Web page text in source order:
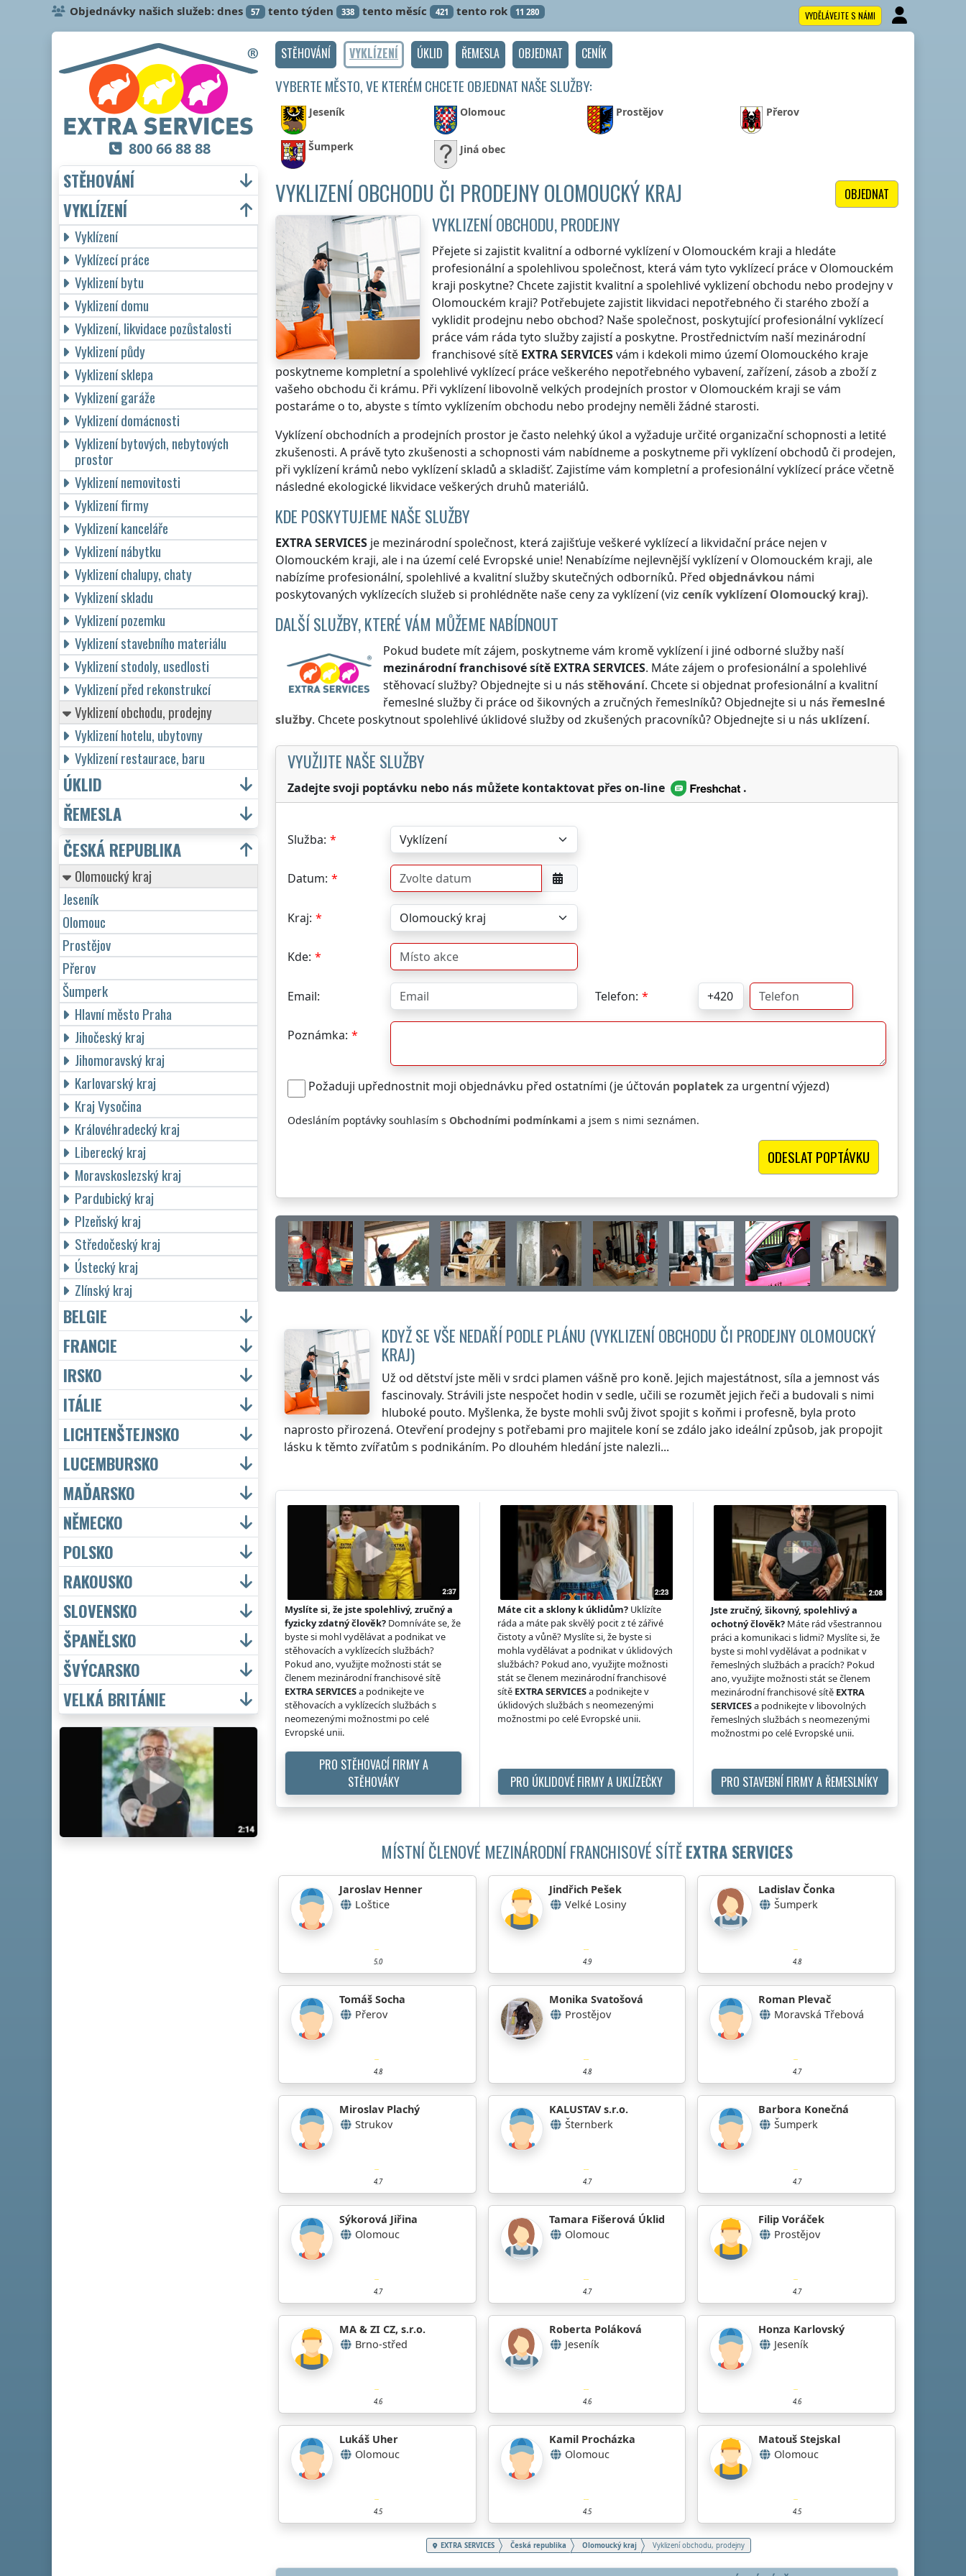
Objednávky našich služeb: dnes 57 tento týden 338 tento měsíc 421 tento rok 11 280 VYDĚLÁVEJTE S NÁMI
STĚHOVÁNÍ VYKLÍZENÍ ÚKLID ŘEMESLA OBJEDNAT CENÍK
VYBERTE MĚSTO, VE KTERÉM CHCETE OBJEDNAT NAŠE SLUŽBY:
Jeseník Olomouc Prostějov Přerov
Šumperk Jiná obec
OBJEDNAT
VYKLIZENÍ OBCHODU ČI PRODEJNY OLOMOUCKÝ KRAJ
VYKLIZENÍ OBCHODU, PRODEJNY
Přejete si zajistit kvalitní a odborné vyklízenív Olomouckém kraji a hledáte
profesionální a spolehlivou společnost, která vám tyto vyklízecí prácev Olomouckém
kraji poskytne? Chcete zajistit kvalitní a spolehlivé vyklizení obchodu nebo prodejnyv
Olomouckém kraji? Potřebujete zajistit likvidaci nepotřebného či starého zboží a
vyklidit prodejnu nebo obchod? Naše společnost, poskytující profesionální vyklízecí
práce vám ráda tyto služby zajistí a poskytne. Prostřednictvím naší mezinárodní
franchisové sítě EXTRA SERVICESvám i kdekoli mimo území Olomouckého kraje
poskytneme kompletní a spolehlivé vyklízecí práce veškerého nepotřebného vybavení, zařízení, zásob a zboží z
vašeho obchodu či krámu. Při vyklízení libovolně velkých prodejních prostorv Olomouckém kraji se vám
postaráme o to, abyste s tímto vyklízením obchodu nebo prodejny neměli žádné starosti.
Vyklízení obchodních a prodejních prostor je často nelehký úkol a vyžaduje určité organizační schopnosti a letité
zkušenosti. A právě tyto zkušenosti a schopnosti vám nabídneme a poskytneme při vyklízení obchodů či prodejen,
při vyklízení krámů nebo vyklízení skladů a skladišť. Zajistíme vám kompletní a profesionální vyklízecí práce včetně
následné ekologické likvidace veškerých druhů materiálů.
KDE POSKYTUJEME NAŠE SLUŽBY
EXTRA SERVICES je mezinárodní společnost, která zajišťuje veškeré vyklízecí a likvidační práce nejen v
Olomouckém kraji, ale i na území celé Evropské unie! Nenabízíme nejlevnější vyklízenív Olomouckém kraji, ale
nabízíme profesionální, spolehlivé a kvalitní služby skutečných odborníků. Před objednávkou námi
poskytovaných vyklízecích služeb si prohlédněte naše ceny za vyklízení (viz ceníkvyklízení Olomoucký kraj).
DALŠÍ SLUŽBY, KTERÉ VÁM MŮŽEME NABÍDNOUT
Pokud budete mít zájem, poskytneme vám kromě vyklízení i jiné odborné služby naší
mezinárodní franchisové sítě EXTRA SERVICES. Máte zájem o profesionální a spolehlivé
stěhovací služby? Objednejte si u nás stěhování. Chcete si objednat profesionální a kvalitní
řemeslné služby či práce od šikovných a zručných řemeslníků? Objednejte si u nás řemeslné
služby. Chcete poskytnout spolehlivé úklidové služby od zkušených pracovníků? Objednejte si u nás uklízení.
VYUŽIJTE NAŠE SLUŽBY
Zadejte svoji poptávku nebo nás můžete kontaktovat přes on-line .
Služba:
Datum:
Kraj:
Kde:
Email: Telefon:
Poznámka:
Požaduji upřednostnit moji objednávku před ostatními (je účtován poplatekza urgentní výjezd)
Odesláním poptávky souhlasím s Obchodními podmínkami a jsem s nimi seznámen.
KDYŽ SE VŠE NEDAŘÍ PODLE PLÁNU (VYKLIZENÍ OBCHODU ČI PRODEJNY OLOMOUCKÝ
KRAJ)
Už od dětství jste měli v srdci plamen vášně pro koně. Jejich majestátnost, síla a jemnost vás
fascinovaly. Strávili jste nespočet hodin v sedle, učili se rozumět jejich řeči a budovali s nimi
hluboké pouto. Myšlenka, že byste mohli svůj život spojit s koňmi i profesně, byla proto
naprosto přirozená. Otevření prodejny s potřebami pro majitele koní se zdálo jako ideální způsob, jak propojit
lásku k těmto zvířatům s podnikáním. Po dlouhém hledání jste nalezli...
Myslíte si, že jste spolehlivý, zručný a
fyzicky zdatný člověk? Domníváte se, že
byste si mohl vydělávat a podnikat ve
stěhovacích a vyklízecích službách?
Pokud ano, využijte možnosti stát se
členem mezinárodní franchisové sítě
EXTRA SERVICESa podnikejte ve
stěhovacích a vyklízecích službách s
neomezenými možnostmi po celé
Evropské unii.
PRO STĚHOVACÍ FIRMY A
STĚHOVÁKY
Máte cit a sklony k úklidům? Uklízíte
ráda a máte pak skvělý pocit z té zářivé
čistoty a vůně? Myslíte si, že byste si
mohla vydělávat a podnikat v úklidových
službách? Pokud ano, využijte možnosti
stát se členem mezinárodní franchisové
sítě EXTRA SERVICESa podnikejte v
úklidových službách s neomezenými
možnostmi po celé Evropské unii.
PRO ÚKLIDOVÉ FIRMY A UKLÍZEČKY
Jste zručný, šikovný, spolehlivý a
ochotný člověk?Máte rád všestrannou
práci a komunikaci s lidmi? Myslíte si, že
byste si mohl vydělávat a podnikat v
řemeslných službách a pracích? Pokud
ano, využijte možnosti stát se členem
mezinárodní franchisové sítě EXTRA
SERVICESa podnikejte v libovolných
řemeslných službách s neomezenými
možnostmi po celé Evropské unii.
PRO STAVEBNÍ FIRMY A ŘEMESLNÍKY
MÍSTNÍ ČLENOVÉ MEZINÁRODNÍ FRANCHISOVÉ SÍTĚEXTRA SERVICES
Jaroslav Henner
Loštice
5.0
Jindřich Pešek
Velké Losiny
4.9
Ladislav Čonka
Šumperk
4.8
Tomáš Socha
Přerov
4.8
Monika Svatošová
Prostějov
4.8
Roman Plevač
Moravská Třebová
4.7
Miroslav Plachý
Strukov
4.7
KALUSTAV s.r.o.
Šternberk
4.7
Barbora Konečná
Šumperk
4.7
Sýkorová Jiřina
Olomouc
4.7
Tamara Fišerová Úklid
Olomouc
4.7
Filip Voráček
Prostějov
4.7
MA & ZI CZ, s.r.o.
Brno-střed
4.6
Roberta Poláková
Jeseník
4.6
Honza Karlovský
Jeseník
4.6
Lukáš Uher
Olomouc
4.5
Kamil Procházka
Olomouc
4.5
Matouš Stejskal
Olomouc
4.5
EXTRA SERVICES Česká republika Olomoucký kraj Vyklizení obchodu, prodejny
800 66 88 88
STĚHOVÁNÍ
VYKLÍZENÍ
Vyklízení
Vyklízecí práce
Vyklizení bytu
Vyklizení domu
Vyklizení, likvidace pozůstalosti
Vyklizení půdy
Vyklizení sklepa
Vyklizení garáže
Vyklizení domácnosti
Vyklizení bytových, nebytových
prostor
Vyklizení nemovitosti
Vyklizení firmy
Vyklizení kanceláře
Vyklizení nábytku
Vyklizení chalupy, chaty
Vyklizení skladu
Vyklizení pozemku
Vyklizení stavebního materiálu
Vyklizení stodoly, usedlosti
Vyklizení před rekonstrukcí
Vyklizení obchodu, prodejny
Vyklizení hotelu, ubytovny
Vyklizení restaurace, baru
ÚKLID
ŘEMESLA
ČESKÁ REPUBLIKA
Olomoucký kraj
Jeseník
Olomouc
Prostějov
Přerov
Šumperk
Hlavní město Praha
Jihočeský kraj
Jihomoravský kraj
Karlovarský kraj
Kraj Vysočina
Královéhradecký kraj
Liberecký kraj
Moravskoslezský kraj
Pardubický kraj
Plzeňský kraj
Středočeský kraj
Ústecký kraj
Zlínský kraj
BELGIE
FRANCIE
IRSKO
ITÁLIE
LICHTENŠTEJNSKO
LUCEMBURSKO
MAĎARSKO
NĚMECKO
POLSKO
RAKOUSKO
SLOVENSKO
ŠPANĚLSKO
ŠVÝCARSKO
VELKÁ BRITÁNIE